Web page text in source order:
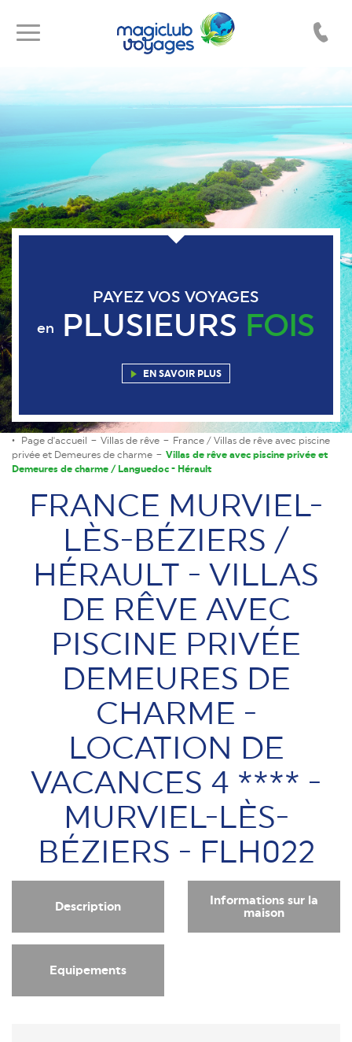
Toggle
Toggle
navigation
PAYEZ VOS VOYAGES
en PLUSIEURS FOIS
EN SAVOIR PLUS
Page d'accueil Villas de rêve
France / Villas de rêve avec piscine
privée et Demeures de charme
Villas de rêve avec piscine privée et
Demeures de charme / Languedoc - Hérault
FRANCE MURVIEL-
LÈS-BÉZIERS /
HÉRAULT - VILLAS
DE RÊVE AVEC
PISCINE PRIVÉE
DEMEURES DE
CHARME -
LOCATION DE
VACANCES 4 **** -
MURVIEL-LÈS-
BÉZIERS - FLH022
Description
Informations sur la
maison
Equipements